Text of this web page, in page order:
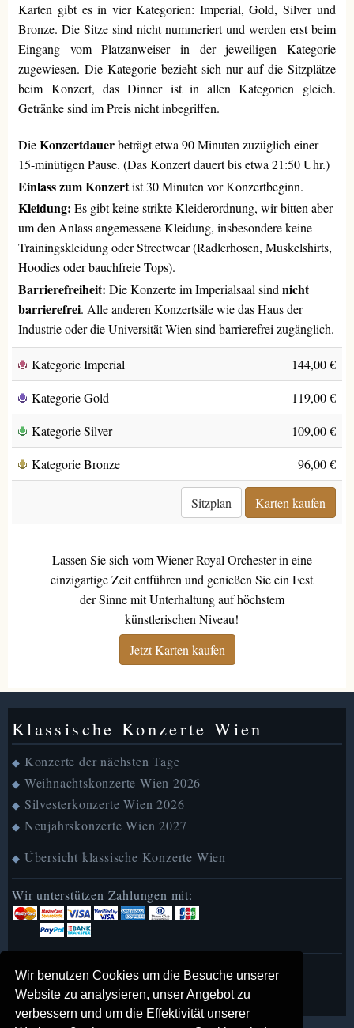
Wir benutzen Cookies um die Besuche unserer
Website zu analysieren, unser Angebot zu
verbessern und um die Effektivität unserer
Karten gibt es in vier Kategorien: Imperial, Gold, Silver und
Bronze. Die Sitze sind nicht nummeriert und werden erst beim
Eingang vom Platzanweiser in der jeweiligen Kategorie
zugewiesen. Die Kategorie bezieht sich nur auf die Sitzplätze
beim Konzert, das Dinner ist in allen Kategorien gleich.
Getränke sind im Preis nicht inbegriffen.
DieKonzertdauerbeträgt etwa 90 Minuten zuzüglich einer
15-minütigen Pause. (Das Konzert dauert bis etwa 21:50 Uhr.)
Einlass zum Konzertist 30 Minuten vor Konzertbeginn.
Kleidung: Es gibt keine strikte Kleiderordnung, wir bitten aber
um den Anlass angemessene Kleidung, insbesondere keine
Trainingskleidung oder Streetwear (Radlerhosen, Muskelshirts,
Hoodies oder bauchfreie Tops).
Barrierefreiheit: Die Konzerte im Imperialsaal sindnicht
barrierefrei. Alle anderen Konzertsäle wie das Haus der
Industrie oder die Universität Wien sind barrierefrei zugänglich.
Kategorie Imperial
144,00 €
Kategorie Gold
119,00 €
Kategorie Silver
109,00 €
Kategorie Bronze
96,00 €
Sitzplan Karten kaufen
Lassen Sie sich vom Wiener Royal Orchester in eine
einzigartige Zeit entführen und genießen Sie ein Fest
der Sinne mit Unterhaltung auf höchstem
künstlerischen Niveau!
Jetzt Karten kaufen
Klassische Konzerte Wien
◆ Konzerte der nächsten Tage
◆ Weihnachtskonzerte Wien 2026
◆ Silvesterkonzerte Wien 2026
◆ Neujahrskonzerte Wien 2027
◆ Übersicht klassische Konzerte Wien
Wir unterstützen Zahlungen mit:
► MusicofVienna in English
► MusicofVienna auf Deutsch